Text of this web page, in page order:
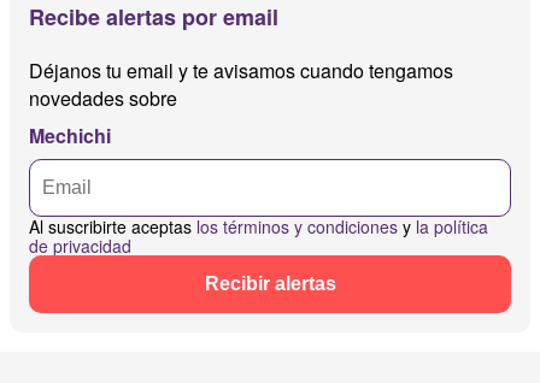
Recibe alertas por email
Déjanos tu email y te avisamos cuando tengamos
novedades sobre
Mechichi
Al suscribirte aceptas los términos y condiciones y la política
de privacidad
Recibir alertas